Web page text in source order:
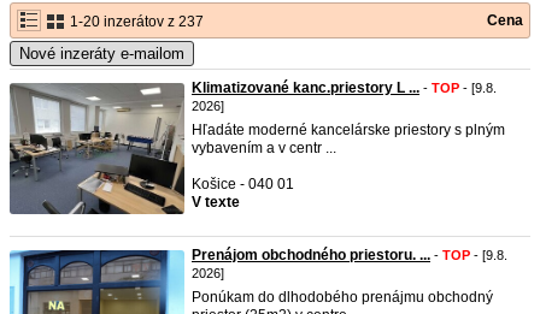
1-20 inzerátov z 237 Cena
Nové inzeráty e-mailom
Klimatizované kanc.priestory L ... - TOP - [9.8.
2026]
Hľadáte moderné kancelárske priestory s plným
vybavením a v centr ...
Košice - 040 01
V texte
Prenájom obchodného priestoru. ... - TOP - [9.8.
2026]
Ponúkam do dlhodobého prenájmu obchodný